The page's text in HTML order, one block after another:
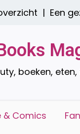
|Een
boeken,
& Comics